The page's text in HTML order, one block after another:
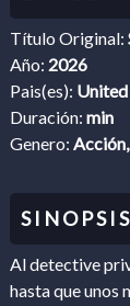
Título Original:
Año: 2026
Pais(es):
Duración: min
Genero:
Al detective
hasta que unos